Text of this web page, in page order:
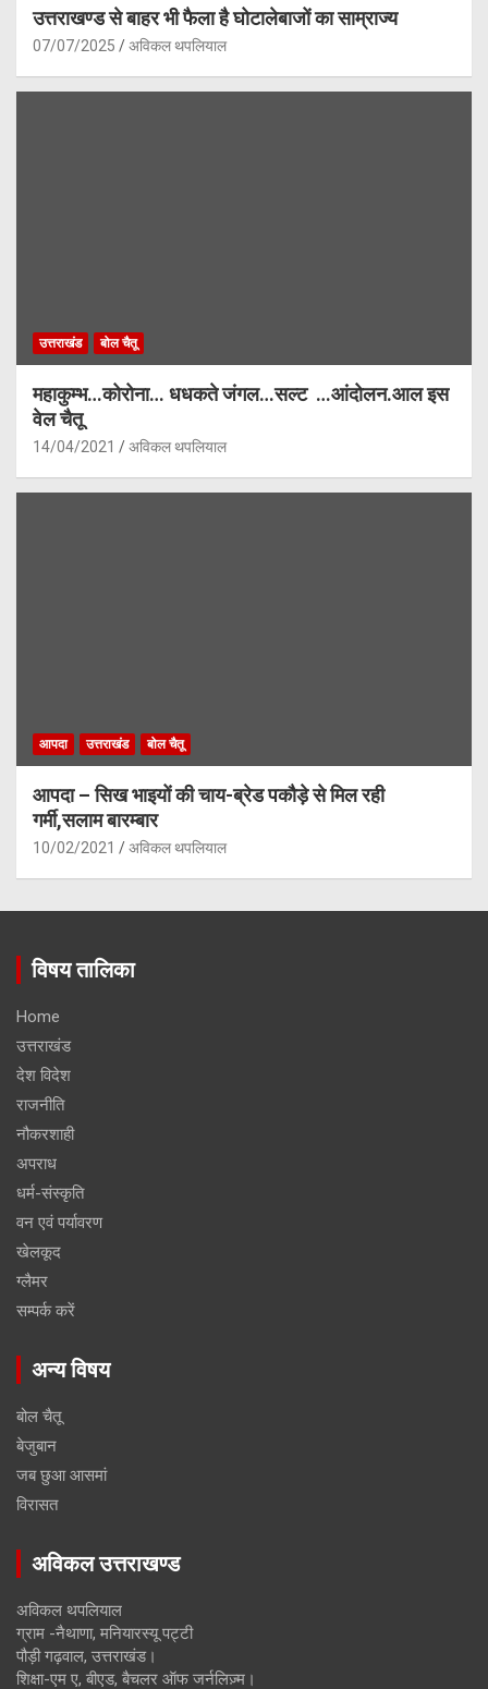
उत्तराखण्ड से बाहर भी फैला है घोटालेबाजों का साम्राज्य
07/07/2025 अविकल थपलियाल
उत्तराखंड बोल चैतू
महाकुम्भ…कोरोना… धधकते जंगल…सल्ट …आंदोलन.आल इस
वेल चैतू
14/04/2021 अविकल थपलियाल
आपदा उत्तराखंड बोल चैतू
आपदा – सिख भाइयों की चाय-ब्रेड पकौड़े से मिल रही
गर्मी,सलाम बारम्बार
10/02/2021 अविकल थपलियाल
विषय तालिका
Home
उत्तराखंड
देश विदेश
राजनीति
नौकरशाही
अपराध
धर्म-संस्कृति
वन एवं पर्यावरण
खेलकूद
ग्लैमर
सम्पर्क करें
अन्य विषय
बोल चैतू
बेजुबान
जब छुआ आसमां
विरासत
अविकल उत्तराखण्ड
अविकल थपलियाल
ग्राम -नैथाणा, मनियारस्यू पट्टी
पौड़ी गढ़वाल, उत्तराखंड।
शिक्षा-एम ए, बीएड, बैचलर ऑफ जर्नलिज़्म।